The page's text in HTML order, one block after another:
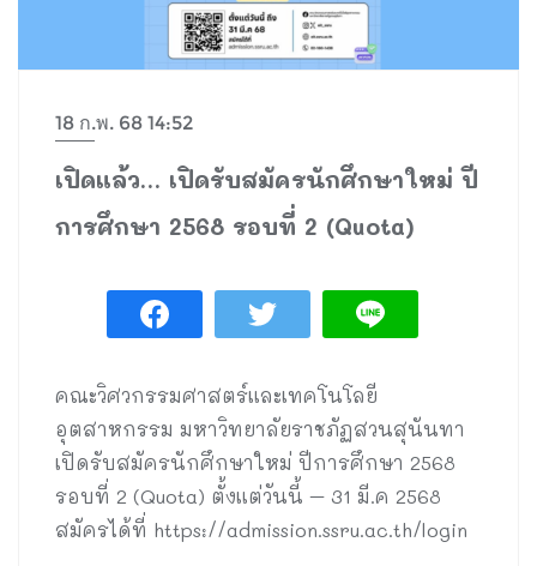
18 ก.พ. 68 14:52
เปิดแล้ว… เปิดรับสมัครนักศึกษาใหม่ ปี
การศึกษา 2568 รอบที่ 2 (Quota)
คณะวิศวกรรมศาสตร์และเทคโนโลยี
อุตสาหกรรม มหาวิทยาลัยราชภัฏสวนสุนันทา
เปิดรับสมัครนักศึกษาใหม่ ปีการศึกษา 2568
รอบที่ 2 (Quota) ตั้งแต่วันนี้ – 31 มี.ค 2568
สมัครได้ที่ https://admission.ssru.ac.th/login